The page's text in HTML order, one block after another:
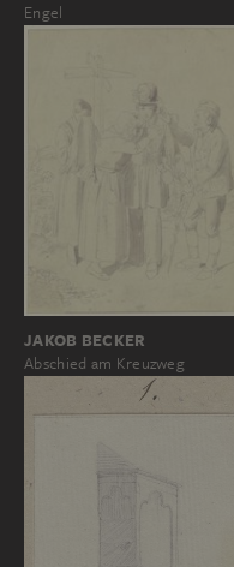
Engel
JAKOB BECKER
Abschied am Kreuzweg